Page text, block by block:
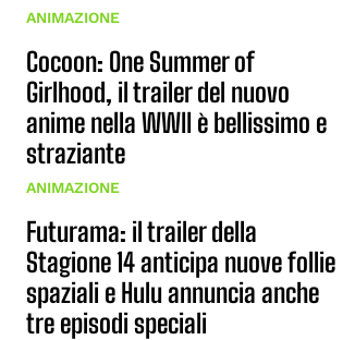
ANIMAZIONE
Cocoon: One Summer of
Girlhood, il trailer del nuovo
anime nella WWII è bellissimo e
straziante
ANIMAZIONE
Futurama: il trailer della
Stagione 14 anticipa nuove follie
spaziali e Hulu annuncia anche
tre episodi speciali